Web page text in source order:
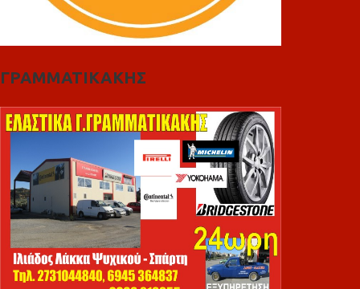
ΓΡΑΜΜΑΤΙΚΑΚΗΣ